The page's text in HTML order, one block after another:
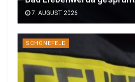
7. AUGUST 2026
SCHÖNEFELD